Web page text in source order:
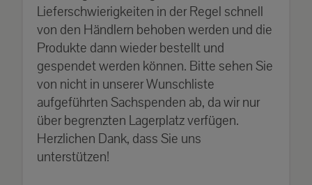
Lieferschwierigkeiten in der Regel schnell
von den Händlern behoben werden und die
Produkte dann wieder bestellt und
gespendet werden können. Bitte sehen Sie
von nicht in unserer Wunschliste
aufgeführten Sachspenden ab, da wir nur
über begrenzten Lagerplatz verfügen.
Herzlichen Dank, dass Sie uns
unterstützen!